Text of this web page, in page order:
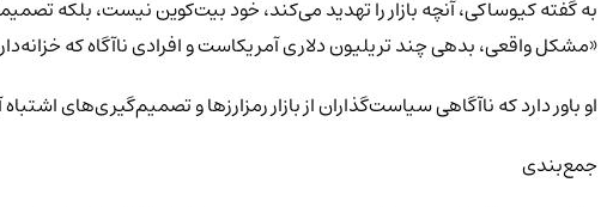
به گفته کیوساکی، آنچه بازار را تهدید می‌کند، خود بیت‌کوین نیست، بلکه
«مشکل واقعی، بدهی چند تریلیون دلاری آمریکاست و افرادی ناآگاه که
او باور دارد که ناآگاهی سیاست‌گذاران از بازار رمزارزها و تصمیم‌گیری‌های
جمع‌بندی